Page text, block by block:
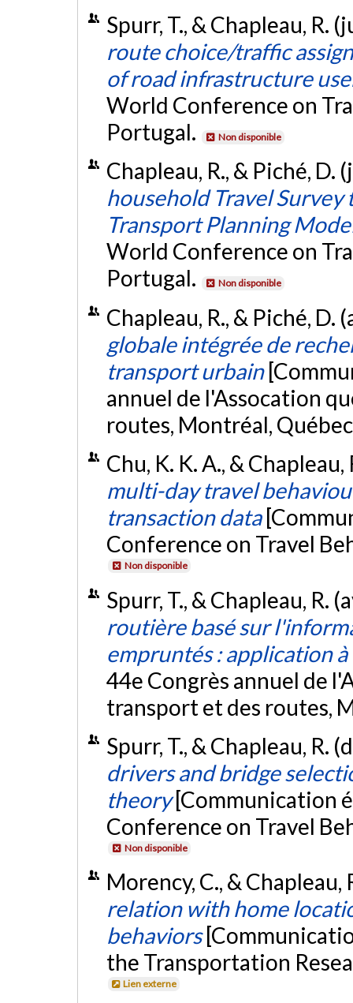
Spurr, T., & Chapleau, R.
route choice/traffic
of road infrastructure
World Conference on
Portugal.
Non disponible
Chapleau, R., & Piché,
household Travel
Transport Planning
World Conference on
Portugal.
Non disponible
Chapleau, R., & Piché, D.
globale intégrée de
transport urbain
annuel de l'Assocation
routes, Montréal,
Chu, K. K. A., &
multi-day travel
transaction data
Conference on Travel
Non disponible
Spurr, T., & Chapleau, R.
routière basé sur
empruntés : application
44e Congrès annuel de
transport et des routes,
Spurr, T., & Chapleau, R.
drivers and bridge
theory [Communication
Conference on Travel
Non disponible
Morency, C., &
relation with home
behaviors
the Transportation
Lien externe